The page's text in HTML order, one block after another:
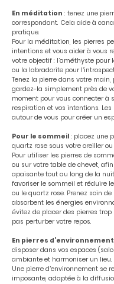
En méditation : tenez une
correspondant. Cela aide à
pratique.
Pour la méditation, les pierres
intentions et vous aider à vous
votre objectif : l’améthyste
ou la labradorite pour
Tenez la pierre dans votre
gardez-la simplement près de
moment pour vous connecter à
respiration et vos intentions.
autour de vous pour créer un
Pour le sommeil : placez une
quartz rose sous votre oreiller
Pour utiliser les pierres de
ou sur votre table de chevet,
apaisante tout au long de la
favoriser le sommeil et réduire
ou le quartz rose. Prenez soin
absorbent les énergies
évitez de placer des pierres
pas perturber votre repos.
En pierres d’environnement
disposer dans vos espaces
ambiante et harmoniser un lieu.
Une pierre d’environnement
imposante, adaptée à la